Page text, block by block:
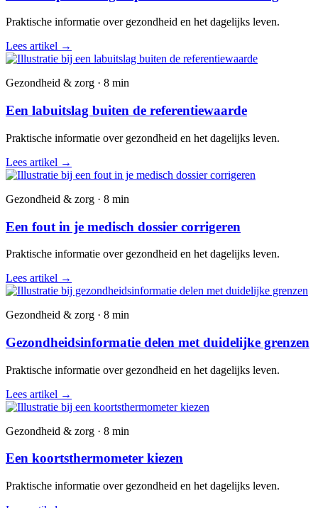
Praktische informatie over gezondheid en het dagelijks leven.
Lees artikel →
Gezondheid & zorg · 8 min
Een labuitslag buiten de referentiewaarde
Praktische informatie over gezondheid en het dagelijks leven.
Lees artikel →
Gezondheid & zorg · 8 min
Een fout in je medisch dossier corrigeren
Praktische informatie over gezondheid en het dagelijks leven.
Lees artikel →
Gezondheid & zorg · 8 min
Gezondheidsinformatie delen met duidelijke grenzen
Praktische informatie over gezondheid en het dagelijks leven.
Lees artikel →
Gezondheid & zorg · 8 min
Een koortsthermometer kiezen
Praktische informatie over gezondheid en het dagelijks leven.